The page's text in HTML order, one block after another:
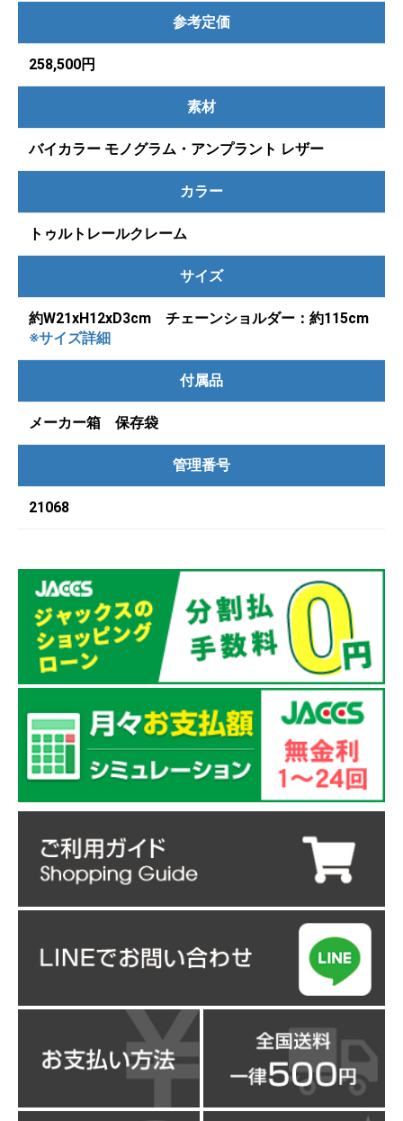
参考定価
258,500円
素材
バイカラー モノグラム・アンプラント レザー
カラー
トゥルトレールクレーム
サイズ
約W21xH12xD3cm チェーンショルダー：約115cm
※サイズ詳細
付属品
メーカー箱 保存袋
管理番号
21068